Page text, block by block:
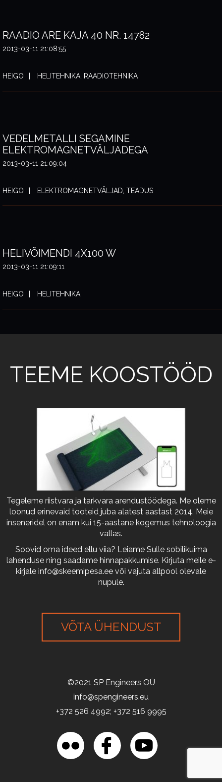
RAADIO ARE KAJA 40 NR. 14782
2013-03-11 21:08:55
HEIGO HELITEHNIKA, RAADIOTEHNIKA
VEDELMETALLI SEGAMINE
ELEKTROMAGNETVÄLJADEGA
2013-03-11 21:09:04
HEIGO ELEKTROMAGNETVÄLJAD, TEADUS
HELIVÕIMENDI 4X100 W
2013-03-11 21:09:11
HEIGO HELITEHNIKA
TEEME KOOSTÖÖD
Tegeleme riistvara ja tarkvara arendustöödega. Me oleme
loonud erinevaid tooteid juba alatest aastast 2014. Meie
inseneridel on enam kui 15-aastane kogemus tehnoloogia
vallas.
Soovid oma ideed ellu viia? Leiame Sulle sobilikuima
lahenduse ning saadame hinnapakkumise. Kirjuta meile e-
kirjale info@skeemipesa.ee või vajuta allpool olevale
nupule.
VÕTA ÜHENDUST
©2021 SP Engineers OÜ
info@spengineers.eu
+372 526 4992; +372 516 9995